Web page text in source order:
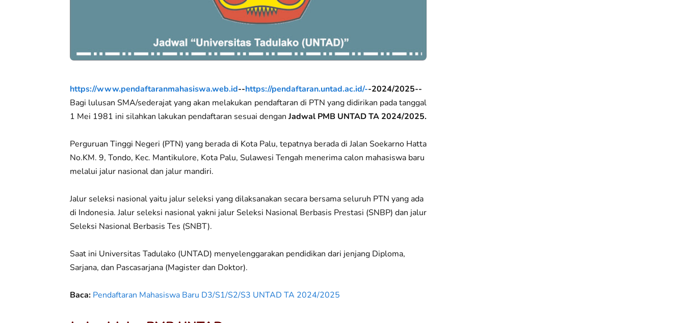
https://www.pendaftaranmahasiswa.web.id--https://pendaftaran.untad.ac.id/--2024/2025--
Bagi lulusan SMA/sederajat yang akan melakukan pendaftaran di PTN yang didirikan pada tanggal
1 Mei 1981 ini silahkan lakukan pendaftaran sesuai denganJadwal PMB UNTAD TA 2024/2025.
Perguruan Tinggi Negeri (PTN) yang berada di Kota Palu, tepatnya berada di Jalan Soekarno Hatta
No.KM. 9, Tondo, Kec. Mantikulore, Kota Palu, Sulawesi Tengah menerima calon mahasiswa baru
melalui jalur nasional dan jalur mandiri.
Jalur seleksi nasional yaitu jalur seleksi yang dilaksanakan secara bersama seluruh PTN yang ada
di Indonesia. Jalur seleksi nasional yakni jalur Seleksi Nasional Berbasis Prestasi (SNBP) dan jalur
Seleksi Nasional Berbasis Tes (SNBT).
Saat ini Universitas Tadulako (UNTAD) menyelenggarakan pendidikan dari jenjang Diploma,
Sarjana, dan Pascasarjana (Magister dan Doktor).
Baca: Pendaftaran Mahasiswa Baru D3/S1/S2/S3 UNTAD TA 2024/2025